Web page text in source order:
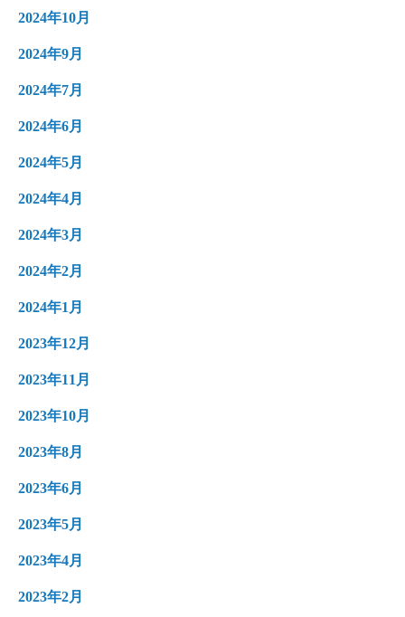
2024年10月
2024年9月
2024年7月
2024年6月
2024年5月
2024年4月
2024年3月
2024年2月
2024年1月
2023年12月
2023年11月
2023年10月
2023年8月
2023年6月
2023年5月
2023年4月
2023年2月